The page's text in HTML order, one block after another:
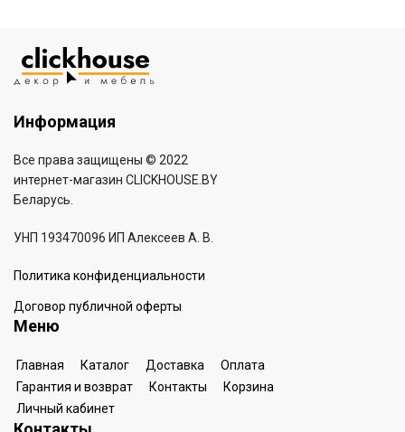
Информация
Все права защищены © 2022
интернет-магазин CLICKHOUSE.BY
Беларусь.
УНП 193470096 ИП Алексеев А. В.
Политика конфиденциальности
Договор публичной оферты
Меню
Главная Каталог Доставка
Оплата
Гарантия и возврат
Контакты
Корзина
Личный кабинет